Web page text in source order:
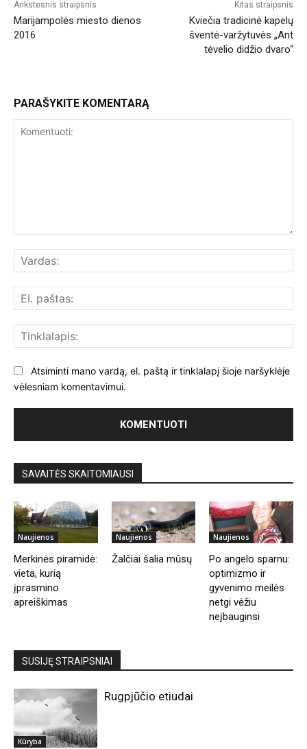
Ankstesnis straipsnis
Marijampolės miesto dienos
2016
Kitas straipsnis
Kviečia tradicinė kapelų
šventė-varžytuvės „Ant
tėvelio didžio dvaro“
PARAŠYKITE KOMENTARĄ
Atsiminti mano vardą, el. paštą ir tinklalapį šioje naršyklėje
vėlesniam komentavimui.
SAVAITĖS SKAITOMIAUSI
Naujienos
Merkinės piramidė:
vieta, kurią
įprasmino
apreiškimas
Naujienos
Žalčiai šalia mūsų
Naujienos
Po angelo sparnu:
optimizmo ir
gyvenimo meilės
netgi vėžiu
neįbauginsi
SUSIJĘ STRAIPSNIAI
Kūryba
Rugpjūčio etiudai